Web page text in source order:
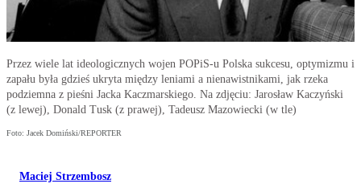
Przez wiele lat ideologicznych wojen POPiS-u Polska sukcesu, optymizmu i
zapału była gdzieś ukryta między leniami a nienawistnikami, jak rzeka
podziemna z pieśni Jacka Kaczmarskiego. Na zdjęciu: Jarosław Kaczyński
(z lewej), Donald Tusk (z prawej), Tadeusz Mazowiecki (w tle)
Foto: Jacek Domiński/REPORTER
Maciej Strzembosz